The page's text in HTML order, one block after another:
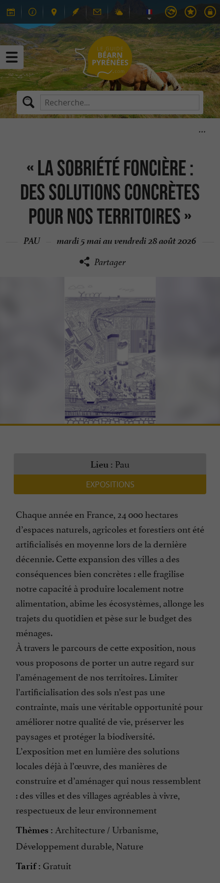
« La sobriété foncière :
des solutions concrètes
pour nos territoires »
PAU mardi 5 mai au vendredi 28 août 2026
Partager
Lieu : Pau
EXPOSITIONS
Chaque année en France, 24 000 hectares
d’espaces naturels, agricoles et forestiers ont été
artificialisés en moyenne lors de la dernière
décennie. Cette expansion des villes a des
conséquences bien concrètes : elle fragilise
notre capacité à produire localement notre
alimentation, abîme les écosystèmes, allonge les
trajets du quotidien et pèse sur le budget des
ménages.
À travers le parcours de cette exposition, nous
vous proposons de porter un autre regard sur
l’aménagement de nos territoires. Limiter
l’artificialisation des sols n’est pas une
contrainte, mais une véritable opportunité pour
améliorer notre qualité de vie, préserver les
paysages et protéger la biodiversité.
L’exposition met en lumière des solutions
locales déjà à l’œuvre, des manières de
construire et d’aménager qui nous ressemblent
: des villes et des villages agréables à vivre,
respectueux de leur environnement
Thèmes : Architecture / Urbanisme,
Développement durable, Nature
Tarif : Gratuit